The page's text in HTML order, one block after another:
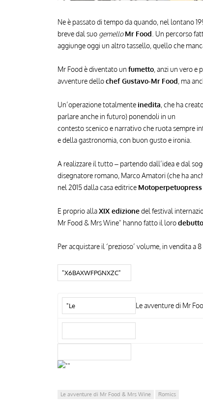
Ne è passato di tempo da quando, nel lontano
breve dal suo gemello Mr Food . Un percorso
aggiunge oggi un altro tassello, quello che
Mr Food è diventato un fumetto, anzi un vero e
avventure dellochef Gustavo-Mr Food , ma
Un’operazione totalmente inedita, che ha
parlare anche in futuro) ponendoli in un
contesto scenico e narrativo che ruota sempre
e della gastronomia, con buon gusto e ironia.
A realizzare il tutto – partendo dall’idea e dal
disegnatore romano, Marco Amatori (che ha
nel 2015 dalla casa editrice Motoperpetuopress
E proprio allaXIX edizionedel festival
Mr Food & Mrs Wine" hanno fatto il loro
Per acquistare il ‘prezioso’ volume, in vendita
Le avventure di Mr
Le avventure di Mr Food & Mrs Wine Romics